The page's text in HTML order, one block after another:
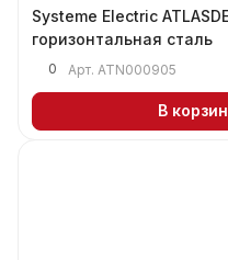
Systeme Electric
горизонтальная сталь
0 Арт. ATN000905
В